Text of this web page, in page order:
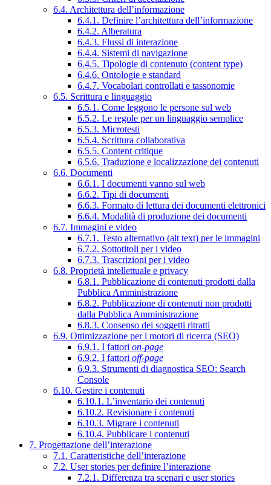
6.4. Architettura dell’informazione
6.4.1. Definire l’architettura dell’informazione
6.4.2. Alberatura
6.4.3. Flussi di interazione
6.4.4. Sistemi di navigazione
6.4.5. Tipologie di contenuto (content type)
6.4.6. Ontologie e standard
6.4.7. Vocabolari controllati e tassonomie
6.5. Scrittura e linguaggio
6.5.1. Come leggono le persone sul web
6.5.2. Le regole per un linguaggio semplice
6.5.3. Microtesti
6.5.4. Scrittura collaborativa
6.5.5. Content critique
6.5.6. Traduzione e localizzazione dei contenuti
6.6. Documenti
6.6.1. I documenti vanno sul web
6.6.2. Tipi di documenti
6.6.3. Formato di lettura dei documenti elettronici
6.6.4. Modalità di produzione dei documenti
6.7. Immagini e video
6.7.1. Testo alternativo (alt text) per le immagini
6.7.2. Sottotitoli per i video
6.7.3. Trascrizioni per i video
6.8. Proprietà intellettuale e privacy
6.8.1. Pubblicazione di contenuti prodotti dalla
Pubblica Amministrazione
6.8.2. Pubblicazione di contenuti non prodotti
dalla Pubblica Amministrazione
6.8.3. Consenso dei soggetti ritratti
6.9. Ottimizzazione per i motori di ricerca (SEO)
6.9.1. I fattori on-page
6.9.2. I fattori off-page
6.9.3. Strumenti di diagnostica SEO: Search
Console
6.10. Gestire i contenuti
6.10.1. L’inventario dei contenuti
6.10.2. Revisionare i contenuti
6.10.3. Migrare i contenuti
6.10.4. Pubblicare i contenuti
7. Progettazione dell’interazione
7.1. Caratteristiche dell’interazione
7.2. User stories per definire l’interazione
7.2.1. Differenza tra scenari e user stories